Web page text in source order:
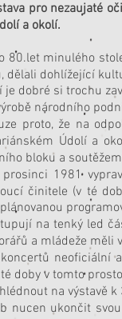
pro nezaujaté
a okolí.
80.let minulého
dělali dohlížející
dobré si trochu
národního
proto, že na
Údolí a
bloku a
1981
činitele (v té
na tenký led
a mládeže měli
neoficiální
doby v tomto
na výstavě
nucen ukončit